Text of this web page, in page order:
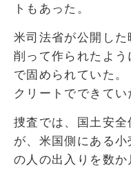
トもあった。
米司法省が公開し
削って作られたよ
で固められていた
クリートでできてい
捜査では、国土安
が、米国側にある
の人の出入りを数か